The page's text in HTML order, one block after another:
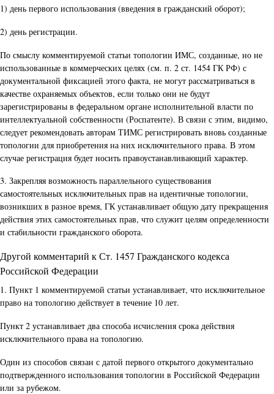
1) день первого использования (введения в гражданский оборот);
2) день регистрации.
По смыслу комментируемой статьи топологии ИМС, созданные, но не
использованные в коммерческих целях (см. п. 2 ст. 1454 ГК РФ) с
документальной фиксацией этого факта, не могут рассматриваться в
качестве охраняемых объектов, если только они не будут
зарегистрированы в федеральном органе исполнительной власти по
интеллектуальной собственности (Роспатенте). В связи с этим, видимо,
следует рекомендовать авторам ТИМС регистрировать вновь созданные
топологии для приобретения на них исключительного права. В этом
случае регистрация будет носить правоустанавливающий характер.
3. Закрепляя возможность параллельного существования
самостоятельных исключительных прав на идентичные топологии,
возникших в разное время, ГК устанавливает общую дату прекращения
действия этих самостоятельных прав, что служит целям определенности
и стабильности гражданского оборота.
Другой комментарий к Ст. 1457 Гражданского кодекса
Российской Федерации
1. Пункт 1 комментируемой статьи устанавливает, что исключительное
право на топологию действует в течение 10 лет.
Пункт 2 устанавливает два способа исчисления срока действия
исключительного права на топологию.
Один из способов связан с датой первого открытого документально
подтвержденного использования топологии в Российской Федерации
или за рубежом.